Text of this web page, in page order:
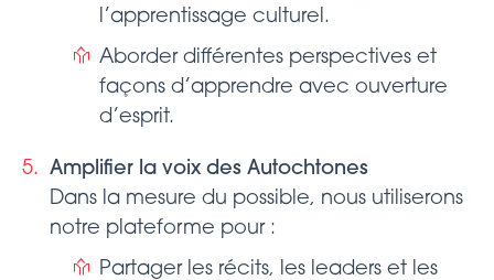
l’apprentissage culturel.
Aborder différentes perspectives et
façons d’apprendre avec ouverture
d’esprit.
Amplifier la voix des Autochtones
Dans la mesure du possible, nous utiliserons
notre plateforme pour :
Partager les récits, les leaders et les